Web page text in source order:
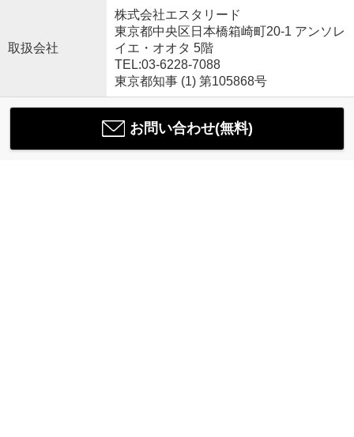
取扱会社
株式会社エスタリード
東京都中央区日本橋箱崎町20-1 アンソレ
イエ・オオタ 5階
TEL:03-6228-7088
東京都知事 (1) 第105868号
お問い合わせ(無料)